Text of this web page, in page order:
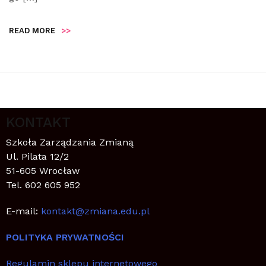
READ MORE >>
KONTAKT
Szkoła Zarządzania Zmianą
Ul. Pilata 12/2
51-605 Wrocław
Tel. 602 605 952
E-mail: kontakt@zmiana.edu.pl
POLITYKA PRYWATNOŚCI
Regulamin sklepu internetowego